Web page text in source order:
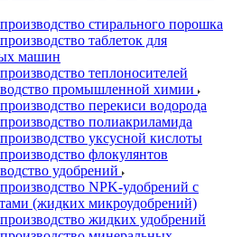
стирального порошка
таблеток для
машин
теплоносителей
промышленной химии
перекиси водорода
полиакриламида
уксусной кислоты
флокулянтов
удобрений
NPK-удобрений с
(жидких микроудобрений)
жидких удобрений